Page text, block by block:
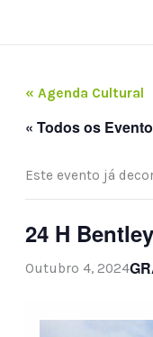
« Agenda Cultural
« Todos os
Este evento já
24 H
Outubro 4, 2024